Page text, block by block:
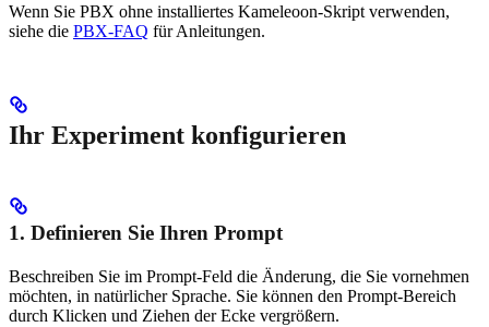
Wenn Sie PBX ohne installiertes Kameleoon-Skript verwenden,
siehe die PBX-FAQ für Anleitungen.
Ihr Experiment konfigurieren
1. Definieren Sie Ihren Prompt
Beschreiben Sie im Prompt-Feld die Änderung, die Sie vornehmen
möchten, in natürlicher Sprache. Sie können den Prompt-Bereich
durch Klicken und Ziehen der Ecke vergrößern.